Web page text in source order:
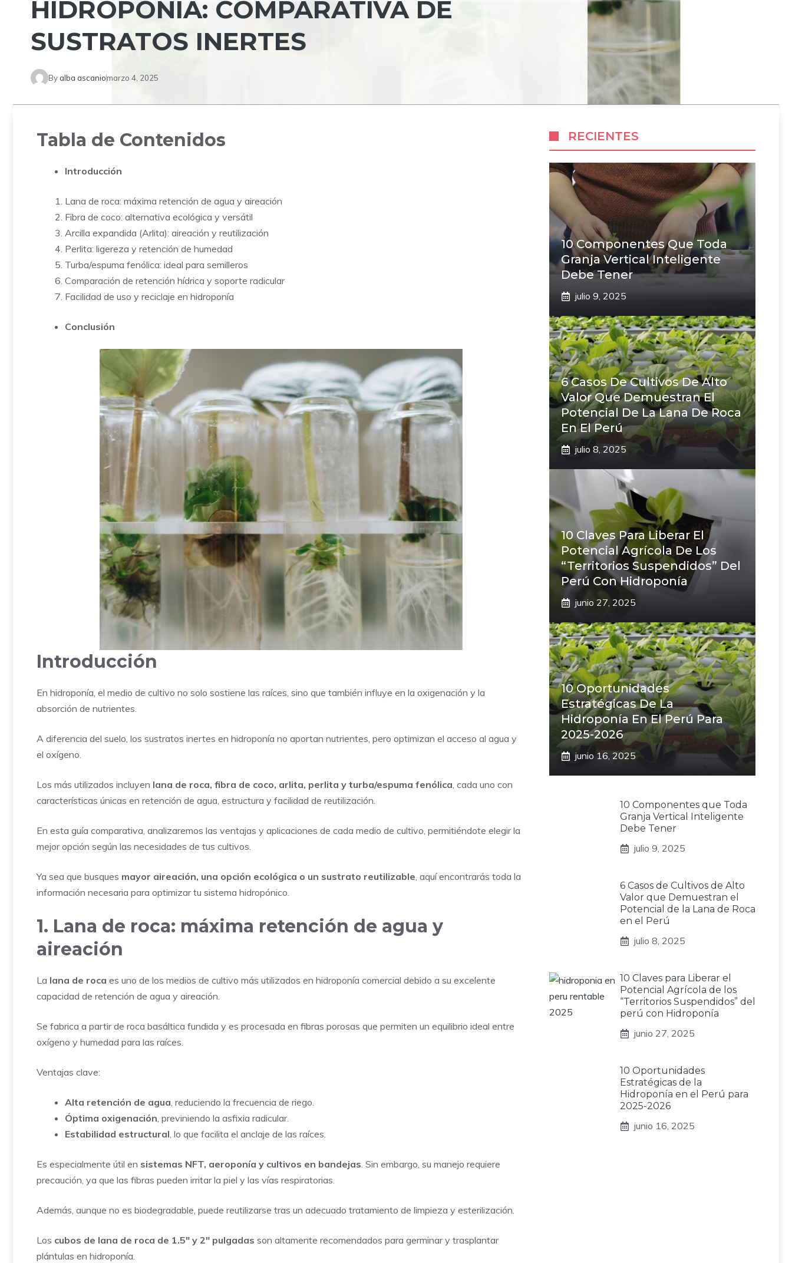
HIDROPONÍA: COMPARATIVA DE
SUSTRATOS INERTES
By alba ascaniomarzo 4, 2025
Tabla de Contenidos
Introducción
Lana de roca: máxima retención de agua y aireación
Fibra de coco: alternativa ecológica y versátil
Arcilla expandida (Arlita): aireación y reutilización
Perlita: ligereza y retención de humedad
Turba/espuma fenólica: ideal para semilleros
Comparación de retención hídrica y soporte radicular
Facilidad de uso y reciclaje en hidroponía
Conclusión
Introducción
En hidroponía, el medio de cultivo no solo sostiene las raíces, sino que también influye en la oxigenación y la
absorción de nutrientes.
A diferencia del suelo, los sustratos inertes en hidroponía no aportan nutrientes, pero optimizan el acceso al agua y
el oxígeno.
Los más utilizados incluyen lana de roca, fibra de coco, arlita, perlita y turba/espuma fenólica , cada uno con
características únicas en retención de agua, estructura y facilidad de reutilización.
En esta guía comparativa, analizaremos las ventajas y aplicaciones de cada medio de cultivo, permitiéndote elegir la
mejor opción según las necesidades de tus cultivos.
Ya sea que busques mayor aireación, una opción ecológica o un sustrato reutilizable , aquí encontrarás toda la
información necesaria para optimizar tu sistema hidropónico.
1. Lana de roca: máxima retención de agua y
aireación
La lana de roca es uno de los medios de cultivo más utilizados en hidroponía comercial debido a su excelente
capacidad de retención de agua y aireación.
Se fabrica a partir de roca basáltica fundida y es procesada en fibras porosas que permiten un equilibrio ideal entre
oxígeno y humedad para las raíces.
Ventajas clave:
Alta retención de agua , reduciendo la frecuencia de riego.
Óptima oxigenación , previniendo la asfixia radicular.
Estabilidad estructural , lo que facilita el anclaje de las raíces.
Es especialmente útil en sistemas NFT, aeroponía y cultivos en bandejas . Sin embargo, su manejo requiere
precaución, ya que las fibras pueden irritar la piel y las vías respiratorias.
Además, aunque no es biodegradable, puede reutilizarse tras un adecuado tratamiento de limpieza y esterilización.
Los cubos de lana de roca de 1.5″ y 2″ pulgadas son altamente recomendados para germinar y trasplantar
plántulas en hidroponía.
RECIENTES
10 Componentes Que Toda
Granja Vertical Inteligente
Debe Tener
julio 9, 2025
6 Casos De Cultivos De Alto
Valor Que Demuestran El
Potencial De La Lana De Roca
En El Perú
julio 8, 2025
10 Claves Para Liberar El
Potencial Agrícola De Los
“Territorios Suspendidos” Del
Perú Con Hidroponía
junio 27, 2025
10 Oportunidades
Estratégicas De La
Hidroponía En El Perú Para
2025-2026
junio 16, 2025
10 Componentes que Toda
Granja Vertical Inteligente
Debe Tener
julio 9, 2025
6 Casos de Cultivos de Alto
Valor que Demuestran el
Potencial de la Lana de Roca
en el Perú
julio 8, 2025
10 Claves para Liberar el
Potencial Agrícola de los
“Territorios Suspendidos” del
perú con Hidroponía
junio 27, 2025
10 Oportunidades
Estratégicas de la
Hidroponía en el Perú para
2025-2026
junio 16, 2025